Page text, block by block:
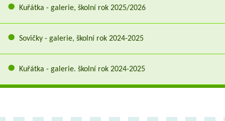
Kuřátka - galerie, školní rok 2025/2026
Sovičky - galerie, školní rok 2024-2025
Kuřátka - galerie. školní rok 2024-2025